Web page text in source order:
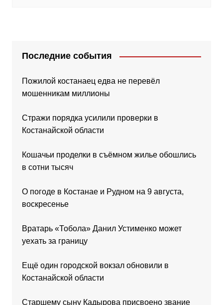
Последние события
Пожилой костанаец едва не перевёл
мошенникам миллионы
Стражи порядка усилили проверки в
Костанайской области
Кошачьи проделки в съёмном жилье обошлись
в сотни тысяч
О погоде в Костанае и Рудном на 9 августа,
воскресенье
Вратарь «Тобола» Данил Устименко может
уехать за границу
Ещё один городской вокзал обновили в
Костанайской области
Старшему сыну Кадырова присвоено звание